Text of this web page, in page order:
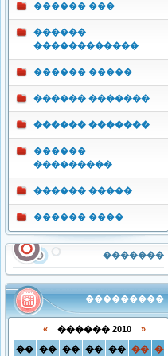
������ ���
������
������������
������ �����
������ �������
������ �������
������
���������
������ �����
������ ����
�������
���������
«������ 2010 »
�� �� �� �� �� �� ��